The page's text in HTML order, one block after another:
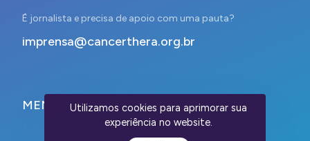
É jornalista e precisa de apoio com uma pauta?
imprensa@cancerthera.org.br
MENU
Utilizamos cookies para aprimorar sua
experiência no website.